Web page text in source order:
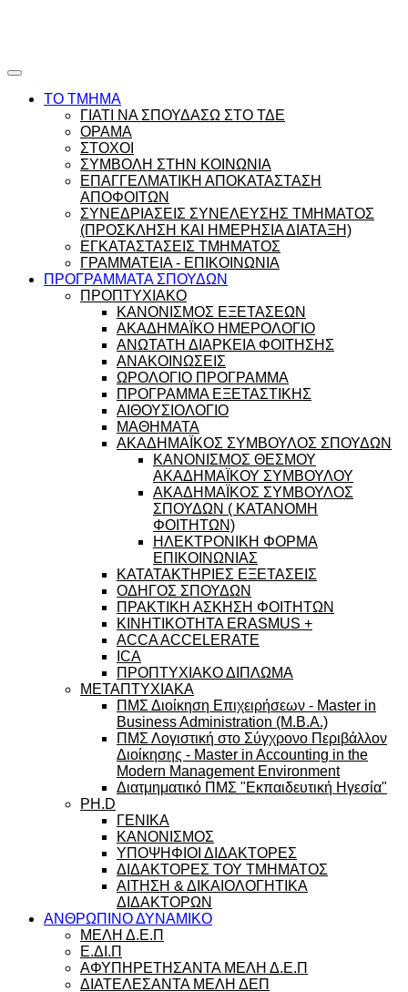
ΤΟ ΤΜΗΜΑ
ΓΙΑΤΙ ΝΑ ΣΠΟΥΔΑΣΩ ΣΤΟ ΤΔΕ
ΟΡΑΜΑ
ΣΤΟΧΟΙ
ΣΥΜΒΟΛΗ ΣΤΗΝ ΚΟΙΝΩΝΙΑ
ΕΠΑΓΓΕΛΜΑΤΙΚΗ ΑΠΟΚΑΤΑΣΤΑΣΗ
ΑΠΟΦΟΙΤΩΝ
ΣΥΝΕΔΡΙΑΣΕΙΣ ΣΥΝΕΛΕΥΣΗΣ ΤΜΗΜΑΤΟΣ
(ΠΡΟΣΚΛΗΣΗ ΚΑΙ ΗΜΕΡΗΣΙΑ ΔΙΑΤΑΞΗ)
ΕΓΚΑΤΑΣΤΑΣΕΙΣ ΤΜΗΜΑΤΟΣ
ΓΡΑΜΜΑΤΕΙΑ - ΕΠΙΚΟΙΝΩΝΙΑ
ΠΡΟΓΡΑΜΜΑΤΑ ΣΠΟΥΔΩΝ
ΠΡΟΠΤΥΧΙΑΚΟ
ΚΑΝΟΝΙΣΜΟΣ ΕΞΕΤΑΣΕΩΝ
ΑΚΑΔΗΜΑΪΚΟ ΗΜΕΡΟΛΟΓΙΟ
ΑΝΩΤΑΤΗ ΔΙΑΡΚΕΙΑ ΦΟΙΤΗΣΗΣ
ΑΝΑΚΟΙΝΩΣΕΙΣ
ΩΡΟΛΟΓΙΟ ΠΡΟΓΡΑΜΜΑ
ΠΡΟΓΡΑΜΜΑ ΕΞΕΤΑΣΤΙΚΗΣ
ΑΙΘΟΥΣΙΟΛΟΓΙΟ
ΜΑΘΗΜΑΤΑ
ΑΚΑΔΗΜΑΪΚΟΣ ΣΥΜΒΟΥΛΟΣ ΣΠΟΥΔΩΝ
ΚΑΝΟΝΙΣΜΟΣ ΘΕΣΜΟΥ
ΑΚΑΔΗΜΑΪΚΟΥ ΣΥΜΒΟΥΛΟΥ
ΑΚΑΔΗΜΑΪΚΟΣ ΣΥΜΒΟΥΛΟΣ
ΣΠΟΥΔΩΝ ( ΚΑΤΑΝΟΜΗ
ΦΟΙΤΗΤΩΝ)
ΗΛΕΚΤΡΟΝΙΚΗ ΦΟΡΜΑ
ΕΠΙΚΟΙΝΩΝΙΑΣ
ΚΑΤΑΤΑΚΤΗΡΙΕΣ ΕΞΕΤΑΣΕΙΣ
ΟΔΗΓΟΣ ΣΠΟΥΔΩΝ
ΠΡΑΚΤΙΚΗ ΑΣΚΗΣΗ ΦΟΙΤΗΤΩΝ
ΚΙΝΗΤΙΚΟΤΗΤΑ ERASMUS +
ACCA ACCELERATE
ICA
ΠΡΟΠΤΥΧΙΑΚΟ ΔΙΠΛΩΜΑ
ΜΕΤΑΠΤΥΧΙΑΚΑ
ΠΜΣ Διοίκηση Επιχειρήσεων - Master in
Business Administration (M.B.A.)
ΠΜΣ Λογιστική στο Σύγχρονο Περιβάλλον
Διοίκησης - Master in Accounting in the
Modern Management Environment
Διατμηματικό ΠΜΣ "Εκπαιδευτική Ηγεσία"
PH.D
ΓΕΝΙΚΑ
ΚΑΝΟΝΙΣΜΟΣ
ΥΠΟΨΗΦΙΟΙ ΔΙΔΑΚΤΟΡΕΣ
ΔΙΔΑΚΤΟΡΕΣ ΤΟΥ ΤΜΗΜΑΤΟΣ
ΑΙΤΗΣΗ & ΔΙΚΑΙΟΛΟΓΗΤΙΚΑ
ΔΙΔΑΚΤΟΡΩΝ
ΑΝΘΡΩΠΙΝΟ ΔΥΝΑΜΙΚΟ
ΜΕΛΗ Δ.Ε.Π
Ε.ΔΙ.Π
ΑΦΥΠΗΡΕΤΗΣΑΝΤΑ ΜΕΛΗ Δ.Ε.Π
ΔΙΑΤΕΛΕΣΑΝΤΑ ΜΕΛΗ ΔΕΠ